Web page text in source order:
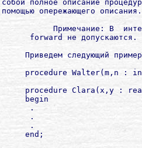
полное описание
опережающего описания.
Примечание: В
forward не допускаются.
Приведем следующий
procedure Walter(m,n :
procedure Clara(x,y :
begin
.
.
.
end;